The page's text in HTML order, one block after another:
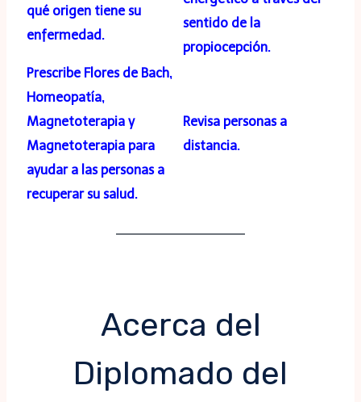
qué origen tiene su
enfermedad.
sentido de la
propiocepción.
Prescribe Flores de Bach,
Homeopatía,
Magnetoterapia y
Magnetoterapia para
ayudar a las personas a
recuperar su salud.
Revisa personas a
distancia.
Acerca del
Diplomado del